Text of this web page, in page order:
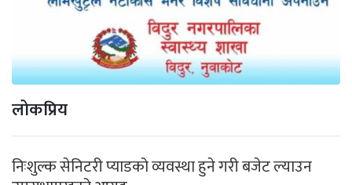
लोकप्रिय
निःशुल्क सेनिटरी प्याडको व्यवस्था हुने गरी बजेट ल्याउन